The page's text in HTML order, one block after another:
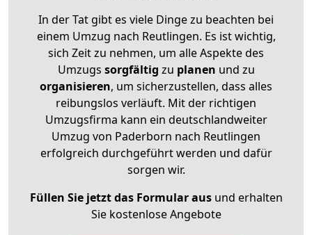
In der Tat gibt es viele Dinge zu beachten bei
einem Umzug nach Reutlingen. Es ist wichtig,
sich Zeit zu nehmen, um alle Aspekte des
Umzugs sorgfältig zu planen und zu
organisieren, um sicherzustellen, dass alles
reibungslos verläuft. Mit der richtigen
Umzugsfirma kann ein deutschlandweiter
Umzug von Paderborn nach Reutlingen
erfolgreich durchgeführt werden und dafür
sorgen wir.
Füllen Sie jetzt das Formular ausund erhalten
Sie kostenlose Angebote